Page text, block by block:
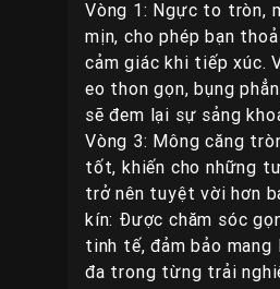
Vòng 1: Ngực to tròn,
mịn, cho phép bạn
cảm giác khi tiếp xúc.
eo thon gọn, bụng
sẽ đem lại sự sảng
Vòng 3: Mông căng
tốt, khiến cho những
trở nên tuyệt vời hơn
kín: Được chăm sóc
tinh tế, đảm bảo
đa trong từng trải